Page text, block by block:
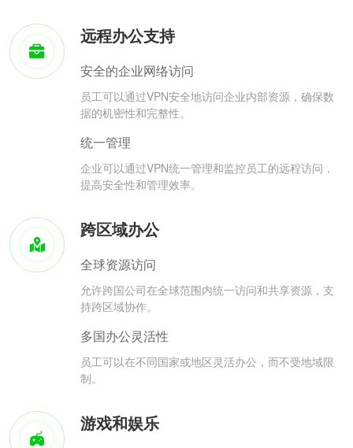
远程办公支持
安全的企业网络访问
员工可以通过VPN安全地访问企业内部资源，确保数
据的机密性和完整性。
统一管理
企业可以通过VPN统一管理和监控员工的远程访问，
提高安全性和管理效率。
跨区域办公
全球资源访问
允许跨国公司在全球范围内统一访问和共享资源，支
持跨区域协作。
多国办公灵活性
员工可以在不同国家或地区灵活办公，而不受地域限
制。
游戏和娱乐